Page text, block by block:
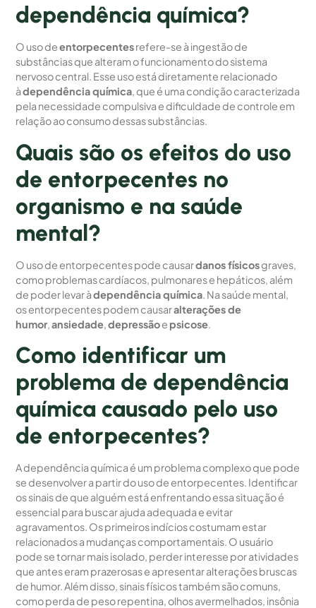
dependência química?
O uso deentorpecentesrefere-se à ingestão de
substâncias que alteram o funcionamento do sistema
nervoso central. Esse uso está diretamente relacionado
àdependência química, que é uma condição caracterizada
pela necessidade compulsiva e dificuldade de controle em
relação ao consumo dessas substâncias.
Quais são os efeitos do uso
de entorpecentes no
organismo e na saúde
mental?
O uso de entorpecentes pode causardanos físicosgraves,
como problemas cardíacos, pulmonares e hepáticos, além
de poder levar àdependência química. Na saúde mental,
os entorpecentes podem causaralterações de
humor,ansiedade,depressãoe psicose.
Como identificar um
problema de dependência
química causado pelo uso
de entorpecentes?
A dependência química é um problema complexo que pode
se desenvolver a partir do uso de entorpecentes. Identificar
os sinais de que alguém está enfrentando essa situação é
essencial para buscar ajuda adequada e evitar
agravamentos. Os primeiros indícios costumam estar
relacionados a mudanças comportamentais. O usuário
pode se tornar mais isolado, perder interesse por atividades
que antes eram prazerosas e apresentar alterações bruscas
de humor. Além disso, sinais físicos também são comuns,
como perda de peso repentina, olhos avermelhados, insônia